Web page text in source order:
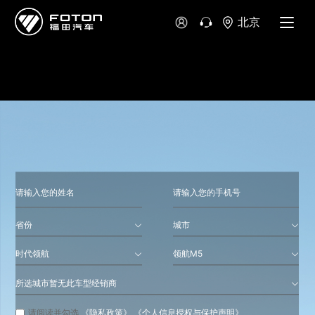
北京
大洋洲
省份 城市
时代领航 领航M5
所选城市暂无此车型经销商
请阅读并勾选 《隐私政策》 《个人信息授权与保护声明》